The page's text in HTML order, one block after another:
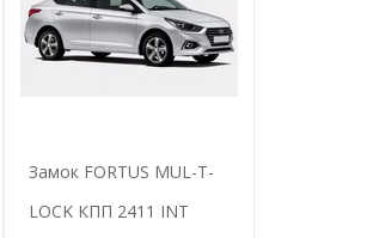
Замок FORTUS MUL-T-
LOCK КПП 2411 INT